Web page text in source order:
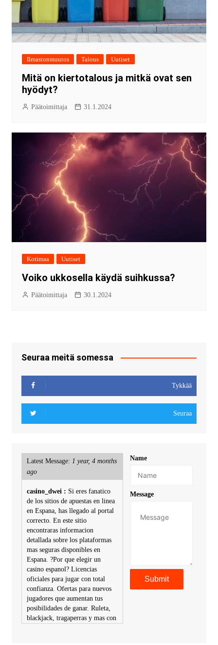
Ilmastonmuutos Talous Uutiset
Mitä on kiertotalous ja mitkä ovat sen
hyödyt?
Päätoimittaja 31.1.2024
Kotimaa Uutiset
Voiko ukkosella käydä suihkussa?
Päätoimittaja 30.1.2024
Seuraa meitä somessa
Tykkää
Seuraa
Latest Message: 1 year, 4 months
ago
casino_dwei : Si eres fanatico
de los sitios de apuestas en linea
en Espana, has llegado al portal
correcto. En este sitio
encontraras informacion
detallada sobre los plataformas
mas seguras disponibles en
Espana. ?Por que elegir un
casino espanol? Licencias
oficiales para jugar con total
confianza. Ofertas para nuevos
jugadores que aumentan tus
posibilidades de ganar. Ruleta,
blackjack, tragaperras y mas con
Name
Message